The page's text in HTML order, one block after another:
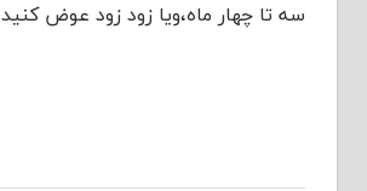
سه تا چهار ماه،ویا زود زود عوض کنید